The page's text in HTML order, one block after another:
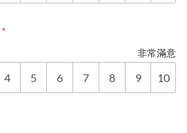
*
非常滿意
4 5 6 7 8 9 10